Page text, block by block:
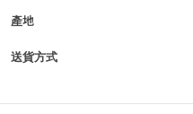
產地
送貨方式